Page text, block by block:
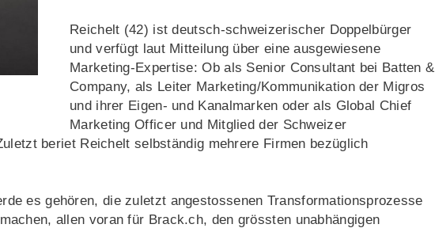
Reichelt (42) ist deutsch-schweizerischer Doppelbürger
und verfügt laut Mitteilung über eine ausgewiesene
Marketing-Expertise: Ob als Senior Consultant bei Batten &
Company, als Leiter Marketing/Kommunikation der Migros
und ihrer Eigen- und Kanalmarken oder als Global Chief
Marketing Officer und Mitglied der Schweizer
beriet Reichelt selbständig mehrere Firmen bezüglich
es gehören, die zuletzt angestossenen Transformationsprozesse
allen voran für Brack.ch, den grössten unabhängigen